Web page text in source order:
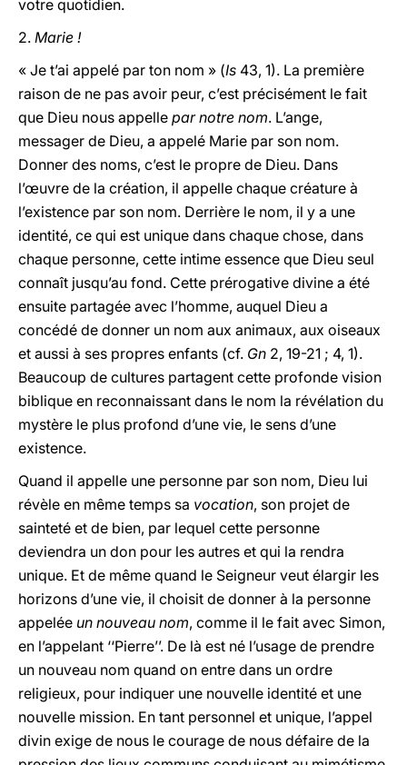
votre quotidien.
2. Marie !
« Je t’ai appelé par ton nom » (Is 43, 1). La première
raison de ne pas avoir peur, c’est précisément le fait
que Dieu nous appelle par notre nom. L’ange,
messager de Dieu, a appelé Marie par son nom.
Donner des noms, c’est le propre de Dieu. Dans
l’œuvre de la création, il appelle chaque créature à
l’existence par son nom. Derrière le nom, il y a une
identité, ce qui est unique dans chaque chose, dans
chaque personne, cette intime essence que Dieu seul
connaît jusqu’au fond. Cette prérogative divine a été
ensuite partagée avec l’homme, auquel Dieu a
concédé de donner un nom aux animaux, aux oiseaux
et aussi à ses propres enfants (cf. Gn 2, 19-21 ; 4, 1).
Beaucoup de cultures partagent cette profonde vision
biblique en reconnaissant dans le nom la révélation du
mystère le plus profond d’une vie, le sens d’une
existence.
Quand il appelle une personne par son nom, Dieu lui
révèle en même temps sa vocation, son projet de
sainteté et de bien, par lequel cette personne
deviendra un don pour les autres et qui la rendra
unique. Et de même quand le Seigneur veut élargir les
horizons d’une vie, il choisit de donner à la personne
appelée un nouveau nom, comme il le fait avec Simon,
en l’appelant ‘‘Pierre’’. De là est né l’usage de prendre
un nouveau nom quand on entre dans un ordre
religieux, pour indiquer une nouvelle identité et une
nouvelle mission. En tant personnel et unique, l’appel
divin exige de nous le courage de nous défaire de la